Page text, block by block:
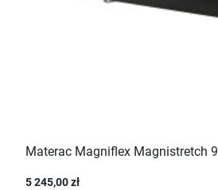
Materac Magniflex Magnistretch 9
5 245,00 zł